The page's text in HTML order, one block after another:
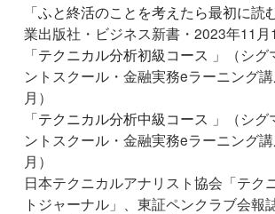
「ふと終活のことを考えたら最初に読
業出版社・ビジネス新書・2023年11月
「テクニカル分析初級コース 」（シ
ントスクール・金融実務eラーニング
月）
「テクニカル分析中級コース 」（シ
ントスクール・金融実務eラーニング
月）
日本テクニカルアナリスト協会「テク
トジャーナル」、東証ペンクラブ会報